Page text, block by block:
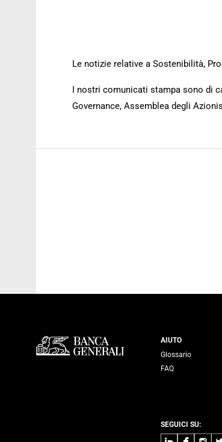
Le notizie relative a Sostenibilità,
I nostri comunicati stampa sono di
Governance, Assemblea degli
Servizi
AIUTO
Glossario
FAQ
SEGUICI SU: